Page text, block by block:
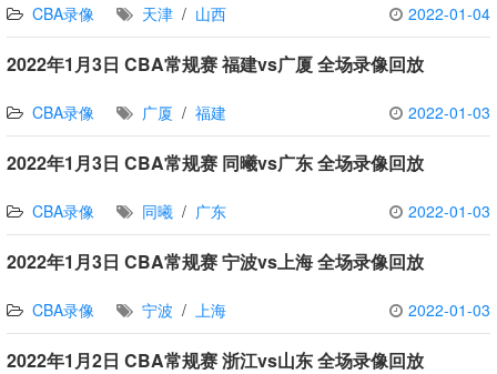
CBA录像 天津 / 山西 2022-01-04
2022年1月3日 CBA常规赛 福建vs广厦 全场录像回放
CBA录像 广厦 / 福建 2022-01-03
2022年1月3日 CBA常规赛 同曦vs广东 全场录像回放
CBA录像 同曦 / 广东 2022-01-03
2022年1月3日 CBA常规赛 宁波vs上海 全场录像回放
CBA录像 宁波 / 上海 2022-01-03
2022年1月2日 CBA常规赛 浙江vs山东 全场录像回放